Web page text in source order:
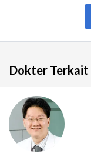
Dokter Terkait